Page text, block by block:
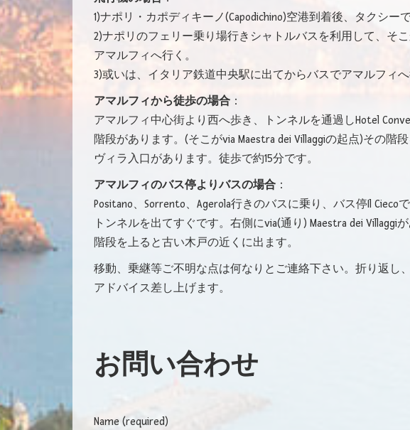
1)ナポリ・カポディキーノ(Capodichino)空港到着後、タクシー
2)ナポリのフェリー乗り場行きシャトルバスを利用して、そ
アマルフィへ行く。
3)或いは、イタリア鉄道中央駅に出てからバスでアマルフィへ
アマルフィから徒歩の場合 ：
アマルフィ中心街より西へ歩き、トンネルを通過しHotel
階段があります。(そこがvia Maestra dei Villaggiの起点)その階
ヴィラ入口があります。徒歩で約15分です。
アマルフィのバス停よりバスの場合 ：
Positano、Sorrento、Agerola行きのバスに乗り、バス停Il Cieco
トンネルを出てすぐです。右側にvia(通り) Maestra dei Villaggiが
階段を上ると古い木戸の近くに出ます。
移動、乗継等ご不明な点は何なりとご連絡下さい。折り返し
アドバイス差し上げます。
お問い合わせ
Name (required)